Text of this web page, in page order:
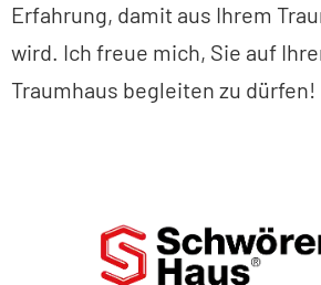
Erfahrung, damit aus Ihrem
wird. Ich freue mich, Sie auf
Traumhaus begleiten zu dürfen!